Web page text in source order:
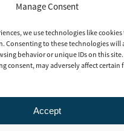
Manage Consent
we use technologies like
Consenting to these technologies will
behavior or unique IDs on this
consent, may adversely affect certain
Accept